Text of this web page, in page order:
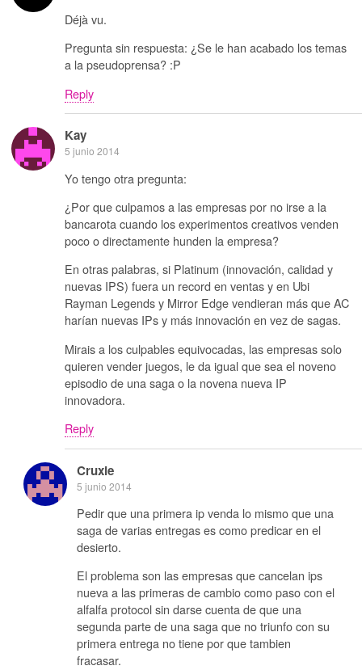
Déjà vu.
Pregunta sin respuesta: ¿Se le han acabado los temas
a la pseudoprensa? :P
Reply
Kay
5 junio 2014
Yo tengo otra pregunta:
¿Por que culpamos a las empresas por no irse a la
bancarota cuando los experimentos creativos venden
poco o directamente hunden la empresa?
En otras palabras, si Platinum (innovación, calidad y
nuevas IPS) fuera un record en ventas y en Ubi
Rayman Legends y Mirror Edge vendieran más que AC
harían nuevas IPs y más innovación en vez de sagas.
Mirais a los culpables equivocadas, las empresas solo
quieren vender juegos, le da igual que sea el noveno
episodio de una saga o la novena nueva IP
innovadora.
Reply
Cruxie
5 junio 2014
Pedir que una primera ip venda lo mismo que una
saga de varias entregas es como predicar en el
desierto.
El problema son las empresas que cancelan ips
nueva a las primeras de cambio como paso con el
alfalfa protocol sin darse cuenta de que una
segunda parte de una saga que no triunfo con su
primera entrega no tiene por que tambien
fracasar.